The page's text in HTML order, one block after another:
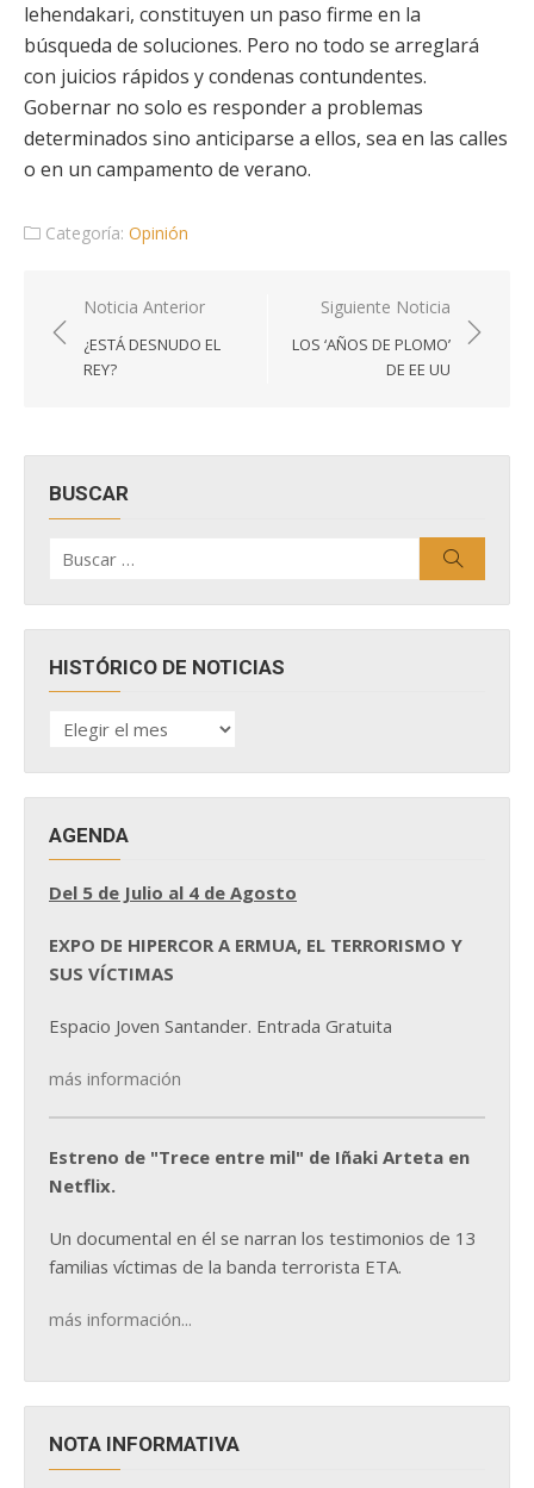
lehendakari, constituyen un paso firme en la
búsqueda de soluciones. Pero no todo se arreglará
con juicios rápidos y condenas contundentes.
Gobernar no solo es responder a problemas
determinados sino anticiparse a ellos, sea en las calles
o en un campamento de verano.
Categoría: Opinión
Navegación
de
entradas
Noticia Anterior
¿ESTÁ DESNUDO EL
REY?
Siguiente Noticia
LOS ‘AÑOS DE PLOMO’
DE EE UU
BUSCAR
por:
HISTÓRICO DE NOTICIAS
HISTÓRICO
DE
AGENDA
Del 5 de Julio al 4 de Agosto
EXPO DE HIPERCOR A ERMUA, EL TERRORISMO Y
SUS VÍCTIMAS
Espacio Joven Santander. Entrada Gratuita
más información
Estreno de "Trece entre mil" de Iñaki Arteta en
Netflix.
Un documental en él se narran los testimonios de 13
familias víctimas de la banda terrorista ETA.
más información...
NOTA INFORMATIVA